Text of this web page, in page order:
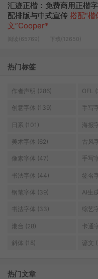
汇迹正楷：免费商用正楷
配排版与中式宣传 搭配“楷
文”Cooper*
阅读(65769) 下载(12650)
热门标签
作者声明 (286) OFL
创意字体 (139) 手写
日系 (101) 海报
美术字体 (62) 古风
像素字体 (47) 手写
书法字体 (44) 签名
钢笔字体 (39) AI生
书法字体 (33) 综艺
港台 (28) 卡通
斜体 (18) 谚文
热门文章